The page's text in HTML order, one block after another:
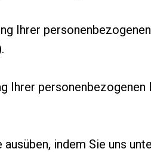
Ihrer
Ihrer
indem Sie uns